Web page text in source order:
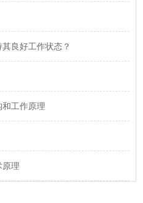
良好工作状态？
工作原理
原理